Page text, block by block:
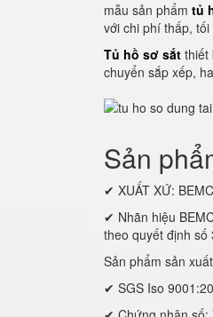
mẫu sản phẩm tủ
với chi phí thấp,
Tủ hồ sơ sắt thiết
chuyển sắp xếp,
Sản
✔ XUẤT XỨ: BEMC
✔ Nhãn hiệu
theo quyết định
Sản phẩm sản
✔ SGS Iso